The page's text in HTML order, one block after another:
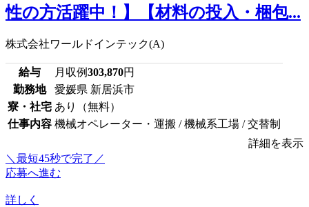
性の方活躍中！】【材料の投入・梱包...
株式会社ワールドインテック(A)
給与 月収例303,870円
勤務地
愛媛県 新居浜市
寮・社宅 あり（無料）
仕事内容 機械オペレーター・運搬 / 機械系工場 / 交替制
詳細を表示
＼最短45秒で完了／
応募へ進む
詳しく